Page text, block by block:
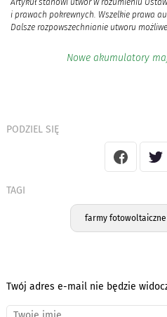
Artykuł stanowi utwór w rozumieniu
i prawach pokrewnych. Wszelkie prawa
Dalsze rozpowszechnianie utworu
Nowe akumulatory
PODZIEL SIĘ
TAGI
farmy fotowoltaiczne
Twój adres e-mail nie będzie